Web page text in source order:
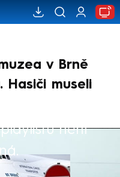
v Brně
Hasiči museli
není